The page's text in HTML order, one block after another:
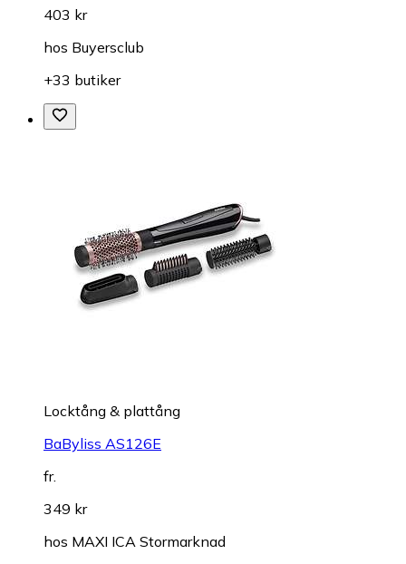
403 kr
hos Buyersclub
+33 butiker
Locktång & plattång
BaByliss AS126E
fr.
349 kr
hos MAXI ICA Stormarknad